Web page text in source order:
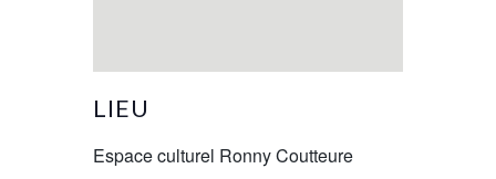
LIEU
Espace culturel Ronny Coutteure